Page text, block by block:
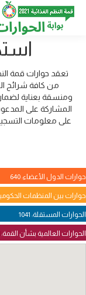
تعقد حوارات قمة
من كافة شرائح
ومنسقة بعناية
المشاركة على
على معلومات
حوارات الدول الأعضاء: 640
حوارات بين المنظمات الحكومية
الحوارات المستقلة: 1041
الحوارات العالمية بشأن القمة: 11